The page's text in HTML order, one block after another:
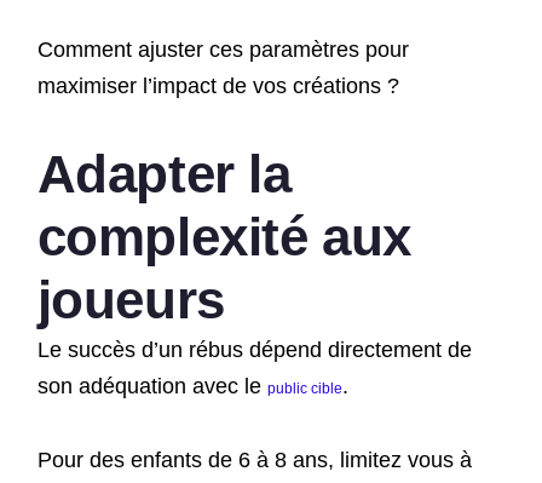
Comment ajuster ces paramètres pour
maximiser l’impact de vos créations ?
Adapter la
complexité aux
joueurs
Le succès d’un rébus dépend directement de
son adéquation avec le public cible.
Pour des enfants de 6 à 8 ans, limitez vous à